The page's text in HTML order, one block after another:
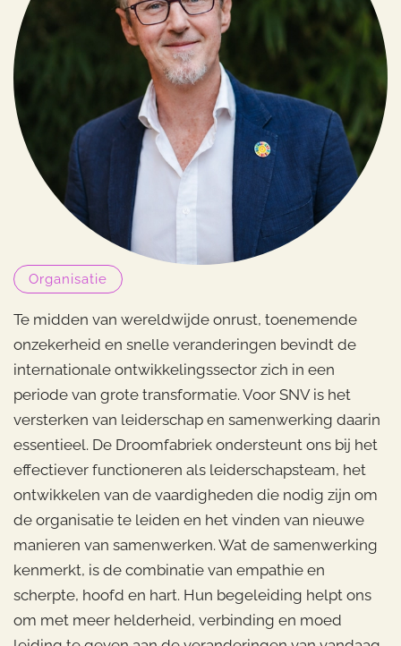
Organisatie
Te midden van wereldwijde onrust, toenemende
onzekerheid en snelle veranderingen bevindt de
internationale ontwikkelingssector zich in een
periode van grote transformatie. Voor SNV is het
versterken van leiderschap en samenwerking daarin
essentieel. De Droomfabriek ondersteunt ons bij het
effectiever functioneren als leiderschapsteam, het
ontwikkelen van de vaardigheden die nodig zijn om
de organisatie te leiden en het vinden van nieuwe
manieren van samenwerken. Wat de samenwerking
kenmerkt, is de combinatie van empathie en
scherpte, hoofd en hart. Hun begeleiding helpt ons
om met meer helderheid, verbinding en moed